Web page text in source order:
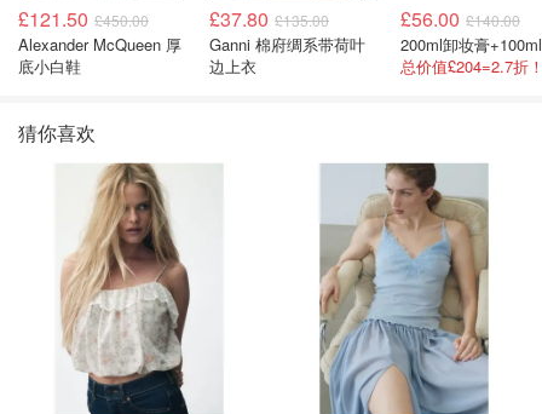
£121.50 £450.00
Alexander McQueen 厚
底小白鞋
£37.80 £135.00
Ganni 棉府绸系带荷叶
边上衣
£56.00 £140.00
猜你喜欢